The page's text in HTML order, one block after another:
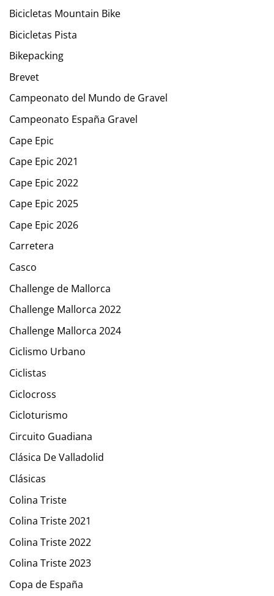
Bicicletas Mountain Bike
Bicicletas Pista
Bikepacking
Brevet
Campeonato del Mundo de Gravel
Campeonato España Gravel
Cape Epic
Cape Epic 2021
Cape Epic 2022
Cape Epic 2025
Cape Epic 2026
Carretera
Casco
Challenge de Mallorca
Challenge Mallorca 2022
Challenge Mallorca 2024
Ciclismo Urbano
Ciclistas
Ciclocross
Cicloturismo
Circuito Guadiana
Clásica De Valladolid
Clásicas
Colina Triste
Colina Triste 2021
Colina Triste 2022
Colina Triste 2023
Copa de España